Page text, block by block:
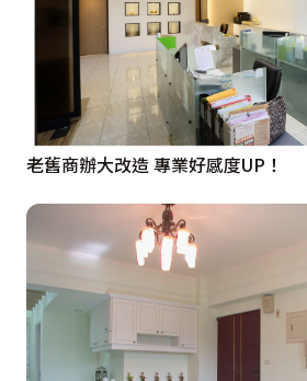
老舊商辦大改造 專業好感度UP！